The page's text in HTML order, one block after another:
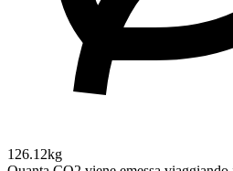
126.12kg